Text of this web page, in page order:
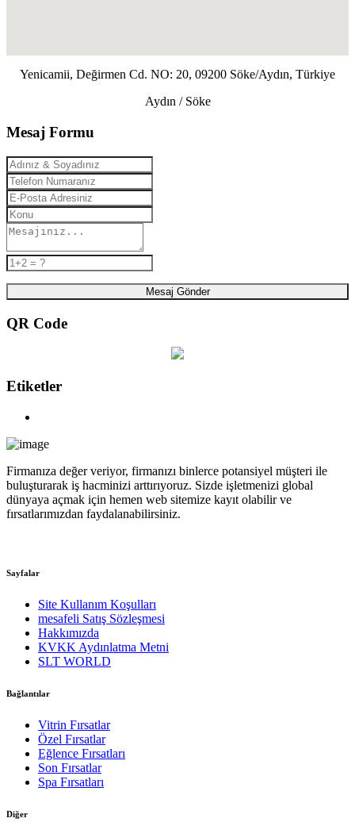
Yenicamii, Değirmen Cd. NO: 20, 09200 Söke/Aydın, Türkiye
Aydın / Söke
Mesaj Formu
Mesaj Gönder
QR Code
Etiketler
Firmanıza değer veriyor, firmanızı binlerce potansiyel müşteri ile
buluşturarak iş hacminizi arttırıyoruz. Sizde işletmenizi global
dünyaya açmak için hemen web sitemize kayıt olabilir ve
fırsatlarımızdan faydalanabilirsiniz.
Sayfalar
Site Kullanım Koşulları
mesafeli Satış Sözleşmesi
Hakkımızda
KVKK Aydınlatma Metni
SLT WORLD
Bağlantılar
Vitrin Fırsatlar
Özel Fırsatlar
Eğlence Fırsatları
Son Fırsatlar
Spa Fırsatları
Diğer